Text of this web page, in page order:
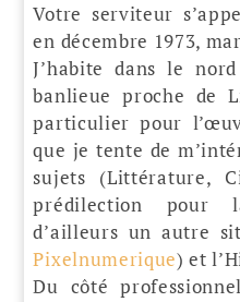
Votre serviteur
en décembre 1973,
J’habite dans le
banlieue proche de
particulier pour
que je tente de
sujets (Littérature,
prédilection pour
d’ailleurs un autre
Pixelnumerique) et
Du côté